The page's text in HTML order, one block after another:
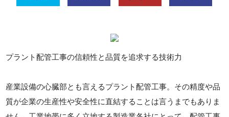
プラント配管工事の信頼性と品質を追求する技術力
産業設備の心臓部とも言えるプラント配管工事。その精度や品
質が企業の生産性や安全性に直結することは言うまでもありま